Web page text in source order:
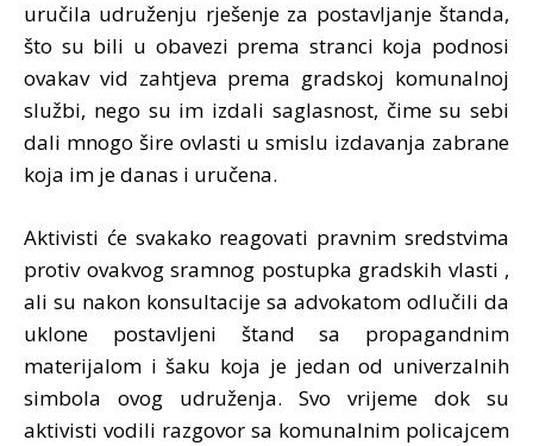
uručila udruženju rješenje za postavljanje štanda,
što su bili u obavezi prema stranci koja podnosi
ovakav vid zahtjeva prema gradskoj komunalnoj
službi, nego su im izdali saglasnost, čime su sebi
dali mnogo šire ovlasti u smislu izdavanja zabrane
koja im je danas i uručena.
Aktivisti će svakako reagovati pravnim sredstvima
protiv ovakvog sramnog postupka gradskih vlasti ,
ali su nakon konsultacije sa advokatom odlučili da
uklone postavljeni štand sa propagandnim
materijalom i šaku koja je jedan od univerzalnih
simbola ovog udruženja. Svo vrijeme dok su
aktivisti vodili razgovor sa komunalnim policajcem